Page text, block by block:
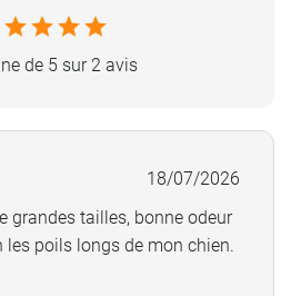
de 5 sur 2 avis
18/07/2026
grandes tailles, bonne odeur
les poils longs de mon chien.